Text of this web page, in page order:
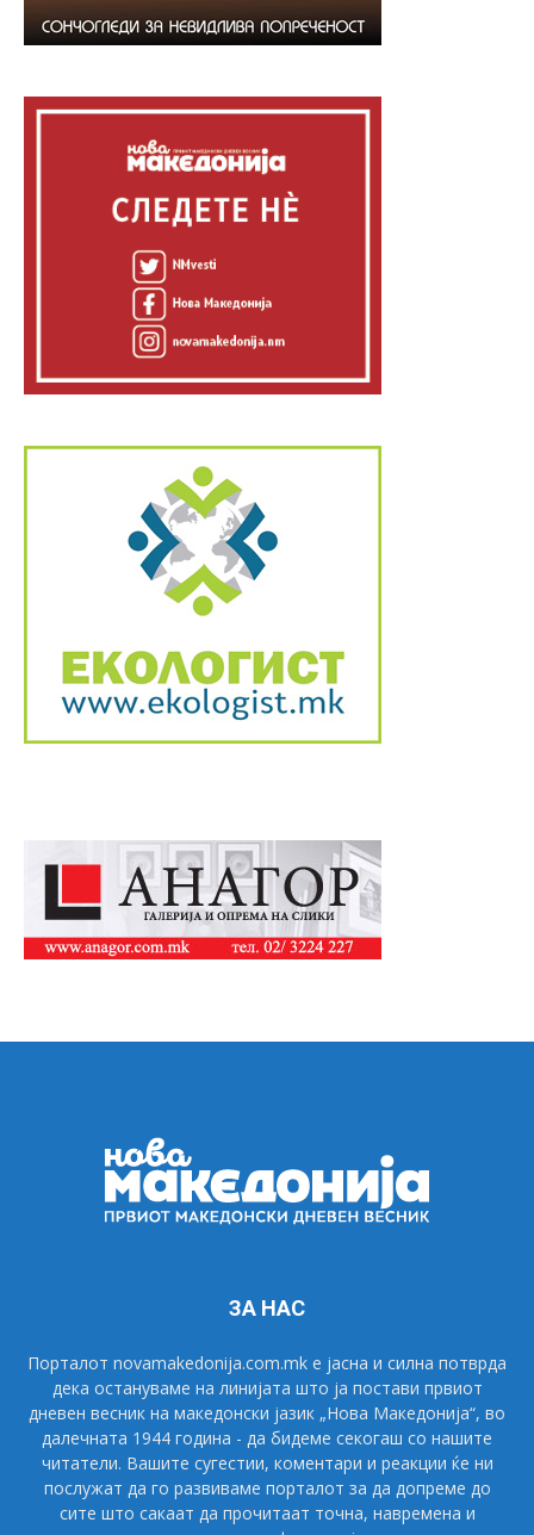
ЗА НАС
Порталот novamakedonija.com.mk е јасна и силна потврда
дека остануваме на линијата што ја постави првиот
дневен весник на македонски јазик „Нова Македонија“, во
далечната 1944 година - да бидеме секогаш со нашите
читатели. Вашите сугестии, коментари и реакции ќе ни
послужат да го развиваме порталот за да допреме до
сите што сакаат да прочитаат точна, навремена и